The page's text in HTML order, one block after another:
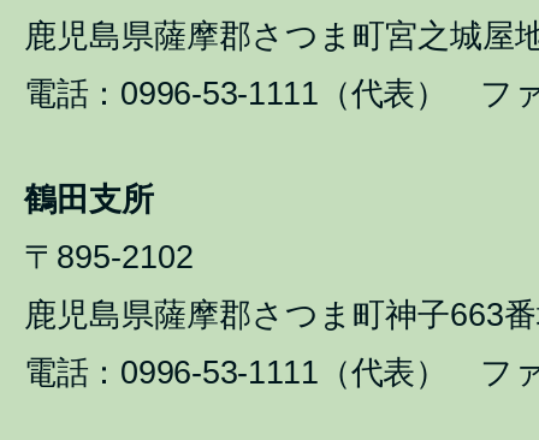
鹿児島県薩摩郡さつま町宮之城屋
電話：0996-53-1111（代表） フ
鶴田支所
〒895-2102
鹿児島県薩摩郡さつま町神子663
電話：0996-53-1111（代表） フ